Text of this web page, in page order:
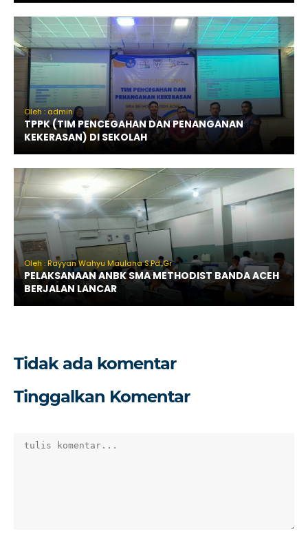
Oleh : admin
TPPK (TIM PENCEGAHAN DAN PENANGANAN
KEKERASAN) DI SEKOLAH
Oleh : Rayyan Wahyu Maulana S.Pd.,Gr
PELAKSANAAN ANBK SMA METHODIST BANDA ACEH
BERJALAN LANCAR
Tidak ada komentar
Tinggalkan Komentar